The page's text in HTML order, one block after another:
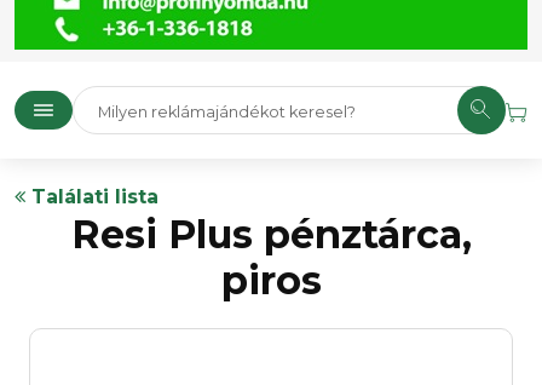
Találati lista
Resi Plus pénztárca,
piros